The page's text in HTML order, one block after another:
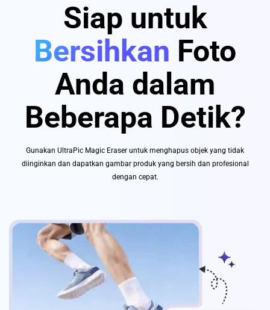
Siap untuk
Bersihkan Foto
Anda dalam
Beberapa Detik?
Gunakan UltraPic Magic Eraser untuk menghapus objek yang tidak
diinginkan dan dapatkan gambar produk yang bersih dan profesional
dengan cepat.